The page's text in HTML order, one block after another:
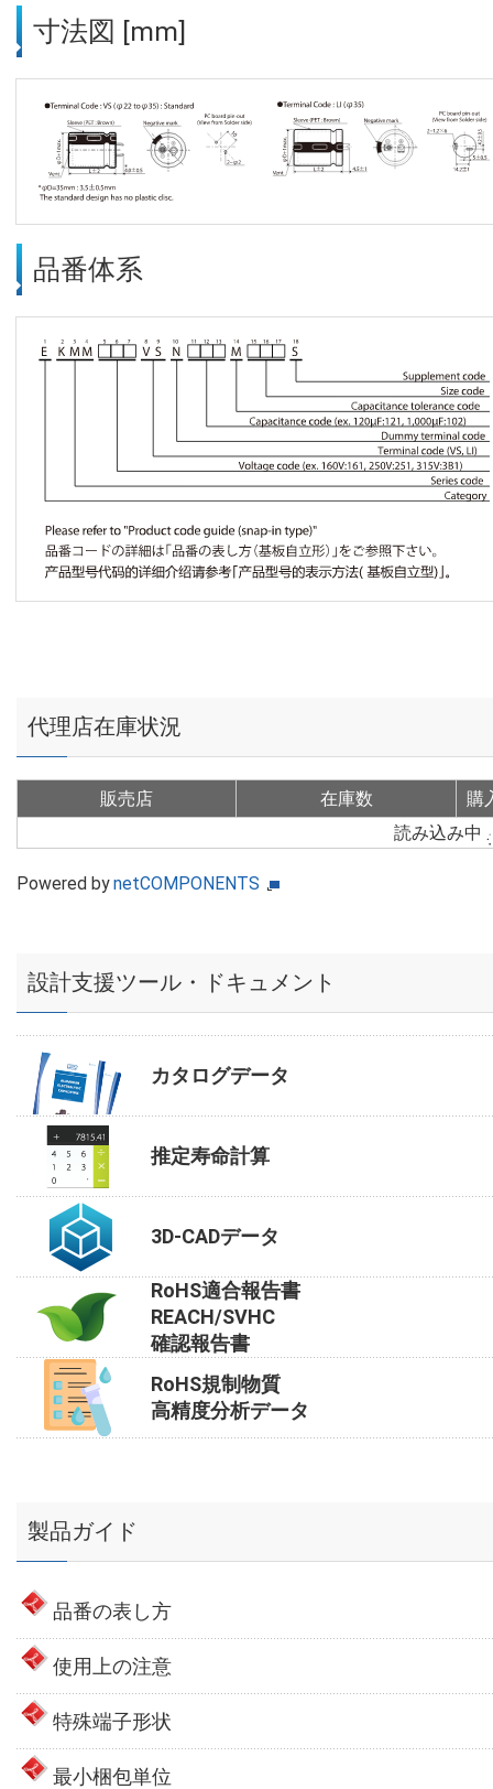
寸法図 [mm]
品番体系
代理店在庫状況
販売店 在庫数
購
読み込み中
Powered bynetCOMPONENTS
設計支援ツール・ドキュメント
カタログデータ
推定寿命計算
3D-CADデータ
RoHS適合報告書
REACH/SVHC
確認報告書
RoHS規制物質
高精度分析データ
製品ガイド
品番の表し方
使用上の注意
特殊端子形状
最小梱包単位